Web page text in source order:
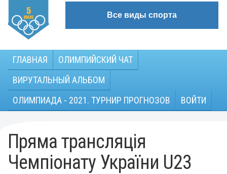
Все виды спорта
ГЛАВНАЯ
ОЛИМПИЙСКИЙ ЧАТ
ВИРУТАЛЬНЫЙ АЛЬБОМ
ОЛИМПИАДА - 2021. ТУРНИР ПРОГНОЗОВ
ВОЙТИ
Пряма трансляція
Чемпіонату України U23